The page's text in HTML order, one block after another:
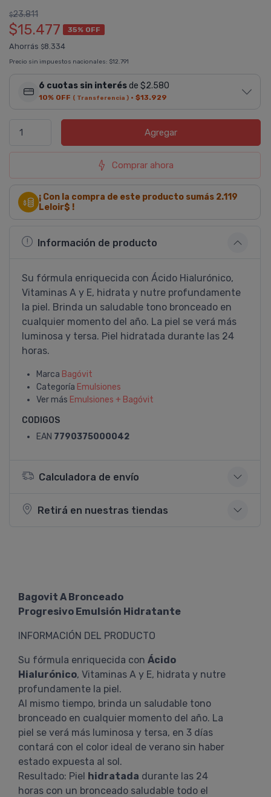
$23.811
$15.477 35% OFF
Ahorrás $8.334
Precio sin impuestos nacionales: $12.791
6 cuotas sin interésde $2.580
10% OFF ( Transferencia ) · $13.929
Agregar
Comprar ahora
¡ Con la compra de este producto sumás 2.119
Leloir$ !
Información de producto
Su fórmula enriquecida con Ácido Hialurónico,
Vitaminas A y E, hidrata y nutre profundamente
la piel. Brinda un saludable tono bronceado en
cualquier momento del año. La piel se verá más
luminosa y tersa. Piel hidratada durante las 24
horas.
Marca Bagóvit
Categoría Emulsiones
Ver más Emulsiones + Bagóvit
CODIGOS
EAN 7790375000042
Calculadora de envío
Retirá en nuestras tiendas
Bagovit A Bronceado
Progresivo Emulsión Hidratante
INFORMACIÓN DEL PRODUCTO
Su fórmula enriquecida con Ácido
Hialurónico, Vitaminas A y E, hidrata y nutre
profundamente la piel.
Al mismo tiempo, brinda un saludable tono
bronceado en cualquier momento del año. La
piel se verá más luminosa y tersa, en 3 días
contará con el color ideal de verano sin haber
estado expuesta al sol.
Resultado: Piel hidratada durante las 24
horas con un bronceado saludable todo el